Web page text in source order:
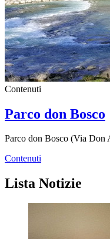
Contenuti
Parco don Bosco
Parco don Bosco (Via Don
Contenuti
Lista Notizie